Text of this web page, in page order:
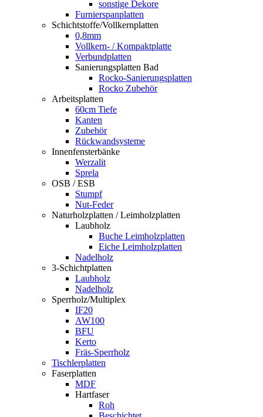
sonstige Dekore
Furnierspanplatten
Schichtstoffe/Vollkernplatten
0,8mm
Vollkern- / Kompaktplatte
Verbundplatten
Sanierungsplatten Bad
Rocko-Sanierungsplatten
Rocko Zubehör
Arbeitsplatten
60cm Tiefe
Kanten
Zubehör
Rückwandsysteme
Innenfensterbänke
Werzalit
Sprela
OSB / ESB
Stumpf
Nut-Feder
Naturholzplatten / Leimholzplatten
Laubholz
Buche Leimholzplatten
Eiche Leimholzplatten
Nadelholz
3-Schichtplatten
Laubholz
Nadelholz
Sperrholz/Multiplex
IF20
AW100
BFU
Kerto
Fräs-Sperrholz
Tischlerplatten
Faserplatten
MDF
Hartfaser
Roh